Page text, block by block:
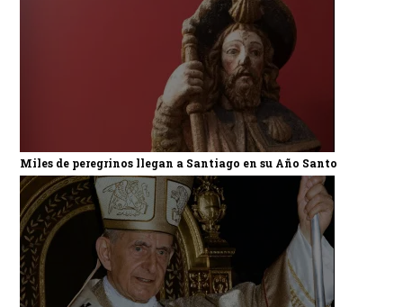
Miles de peregrinos llegan a Santiago en su Año Santo